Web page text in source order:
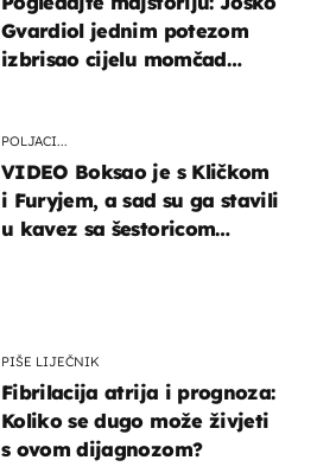
PIŠE LIJEČNIK
Fibrilacija atrija i prognoza:
Koliko se dugo može živjeti
s ovom dijagnozom?
Gvardiol jednim potezom
izbrisao cijelu momčad
POLJACI...
VIDEO Boksao je s Kličkom
i Furyjem, a sad su ga stavili
u kavez sa šestoricom